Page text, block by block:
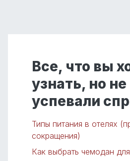
Все, что вы
узнать, но не
успевали
Типы питания в отелях
сокращения)
Как выбрать чемодан